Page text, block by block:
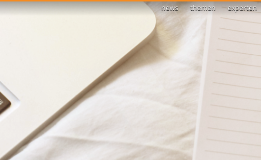
news themen experten